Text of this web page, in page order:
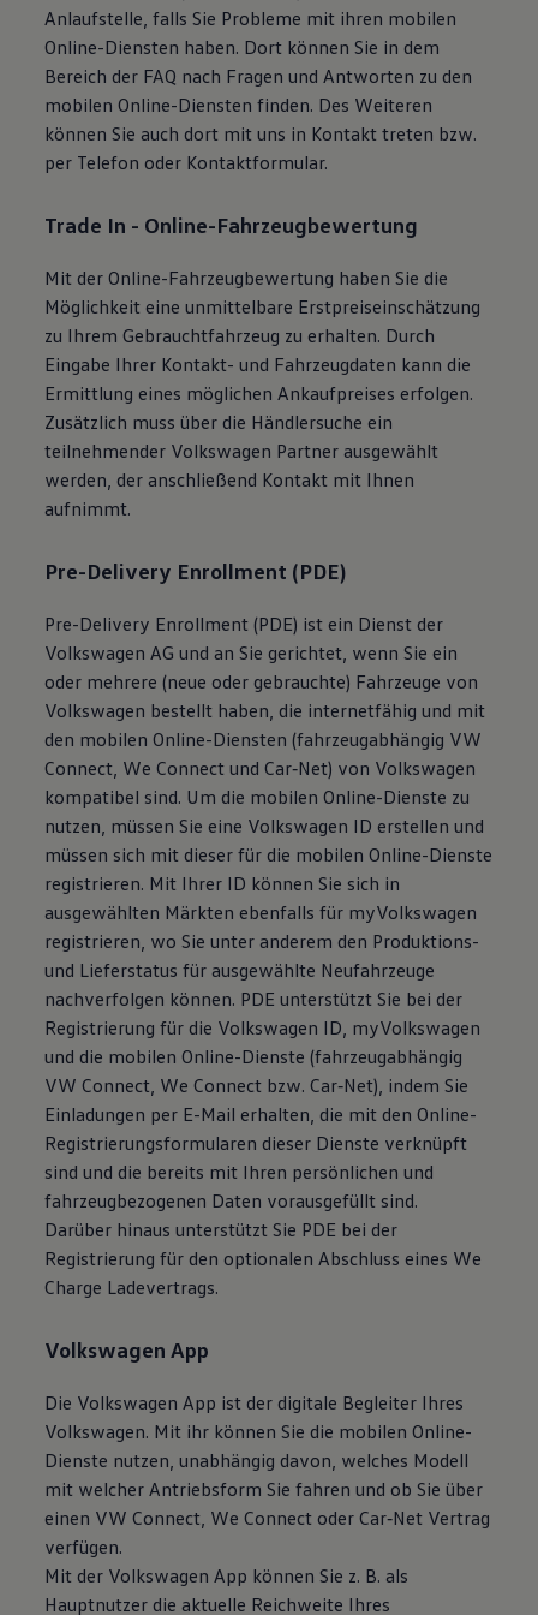
Magazin
Lifestyle
Transport
Familie
Elektromobilität
Volkswagen R
Pannen- und Unfallhilfe
Volkswagen Kundenbetreuung
Anlaufstelle, falls Sie Probleme mit ihren mobilen
Online-Diensten haben. Dort können Sie in dem
Bereich der FAQ nach Fragen und Antworten zu den
mobilen Online-Diensten finden. Des Weiteren
können Sie auch dort mit uns in Kontakt treten bzw.
per Telefon oder Kontaktformular.
Trade In - Online-Fahrzeugbewertung
Mit der Online-Fahrzeugbewertung haben Sie die
Möglichkeit eine unmittelbare Erstpreiseinschätzung
zu Ihrem Gebrauchtfahrzeug zu erhalten. Durch
Eingabe Ihrer Kontakt- und Fahrzeugdaten kann die
Ermittlung eines möglichen Ankaufpreises erfolgen.
Zusätzlich muss über die Händlersuche ein
teilnehmender Volkswagen Partner ausgewählt
werden, der anschließend Kontakt mit Ihnen
aufnimmt.
Pre-Delivery Enrollment (PDE)
Pre-Delivery Enrollment (PDE) ist ein Dienst der
Volkswagen AG und an Sie gerichtet, wenn Sie ein
oder mehrere (neue oder gebrauchte) Fahrzeuge von
Volkswagen bestellt haben, die internetfähig und mit
den mobilen Online-Diensten (fahrzeugabhängig VW
Connect, We Connect und Car‑Net) von Volkswagen
kompatibel sind. Um die mobilen Online-Dienste zu
nutzen, müssen Sie eine Volkswagen ID erstellen und
müssen sich mit dieser für die mobilen Online-Dienste
registrieren. Mit Ihrer ID können Sie sich in
ausgewählten Märkten ebenfalls für myVolkswagen
registrieren, wo Sie unter anderem den Produktions-
und Lieferstatus für ausgewählte Neufahrzeuge
nachverfolgen können. PDE unterstützt Sie bei der
Registrierung für die Volkswagen ID, myVolkswagen
und die mobilen Online-Dienste (fahrzeugabhängig
VW Connect, We Connect bzw. Car‑Net), indem Sie
Einladungen per E-Mail erhalten, die mit den Online-
Registrierungsformularen dieser Dienste verknüpft
sind und die bereits mit Ihren persönlichen und
fahrzeugbezogenen Daten vorausgefüllt sind.
Darüber hinaus unterstützt Sie PDE bei der
Registrierung für den optionalen Abschluss eines We
Charge Ladevertrags.
Volkswagen App
Die Volkswagen App ist der digitale Begleiter Ihres
Volkswagen. Mit ihr können Sie die mobilen Online-
Dienste nutzen, unabhängig davon, welches Modell
mit welcher Antriebsform Sie fahren und ob Sie über
einen VW Connect, We Connect oder Car‑Net Vertrag
verfügen.
Mit der Volkswagen App können Sie z. B. als
Hauptnutzer die aktuelle Reichweite Ihres